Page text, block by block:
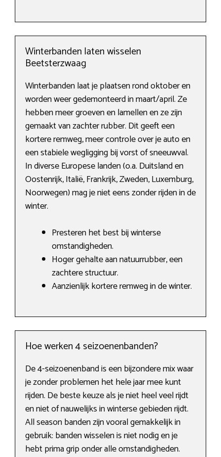
Winterbanden laten wisselen
Beetsterzwaag
Winterbanden laat je plaatsen rond oktober en
worden weer gedemonteerd in maart/april. Ze
hebben meer groeven en lamellen en ze zijn
gemaakt van zachter rubber. Dit geeft een
kortere remweg, meer controle over je auto en
een stabiele wegligging bij vorst of sneeuwval.
In diverse Europese landen (o.a. Duitsland en
Oostenrijk, Italië, Frankrijk, Zweden, Luxemburg,
Noorwegen) mag je niet eens zonder rijden in de
winter.
Presteren het best bij winterse
omstandigheden.
Hoger gehalte aan natuurrubber, een
zachtere structuur.
Aanzienlijk kortere remweg in de winter.
Hoe werken 4 seizoenenbanden?
De 4-seizoenenband is een bijzondere mix waar
je zonder problemen het hele jaar mee kunt
rijden. De beste keuze als je niet heel veel rijdt
en niet of nauwelijks in winterse gebieden rijdt.
All season banden zijn vooral gemakkelijk in
gebruik: banden wisselen is niet nodig en je
hebt prima grip onder alle omstandigheden.